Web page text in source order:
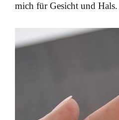
mich für Gesicht und Hals.